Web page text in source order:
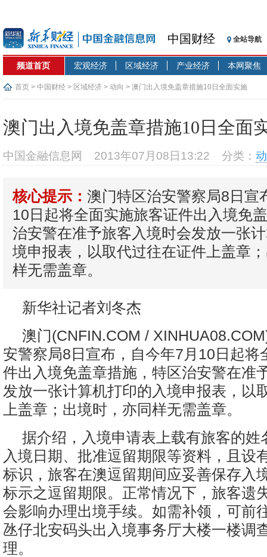
中国财经 全站导航
频道首页 宏观经济 区域经济 产业经济 本网聚焦
首页 > 中国财经 > 区域经济 > 动向 > 澳门出入境免盖章措施10日全面实施
澳门出入境免盖章措施10日全面
中国金融信息网 2013年07月08日13:22 分类：
核心提示： 澳门特区治安警察局8日宣
10日起将全面实施旅客证件出入境免
治安警在准予旅客入境时会发放一张
境申报表，以取代过往在证件上盖章
样无需盖章。
新华社记者刘冬杰
澳门(CNFIN.COM /
安警察局8日宣布，自今年7月10日起将
件出入境免盖章措施，特区治安警在准
发放一张计算机打印的入境申报表，以
上盖章；出境时，亦同样无需盖章。
据介绍，入境申请表上载有旅客的姓
入境日期、批准逗留期限等资料，且设
标识，旅客在澳逗留期间应妥善保存入
标示之逗留期限。正常情况下，旅客遗
会影响办理出境手续。如需补领，可前
氹仔北安码头出入境事务厅大楼一楼调
理。